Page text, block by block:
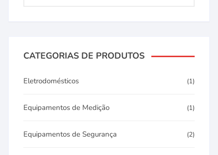
CATEGORIAS DE PRODUTOS
Eletrodomésticos (1)
Equipamentos de Medição (1)
Equipamentos de Segurança (2)